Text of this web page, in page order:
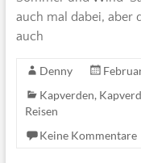
auch mal dabei, aber
auch
Denny
Kapverden,
Reisen
Keine Kommentare